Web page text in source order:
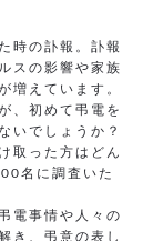
時の訃報。訃報
スの影響や家族
増えています。
、初めて弔電を
いでしょうか？
取った方はどん
名に調査いた
電事情や人々の
き、弔意の表し